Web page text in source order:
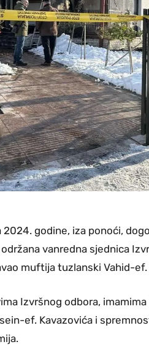
godine, iza ponoći,
vanredna sjednica
muftija tuzlanski Vahid-ef.
Izvršnog odbora,
ef. Kavazovića i